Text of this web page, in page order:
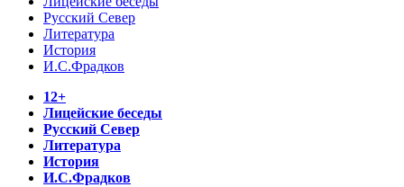
Русский Север
Литература
История
И.С.Фрадков
12+
Лицейские беседы
Русский Север
Литература
История
И.С.Фрадков